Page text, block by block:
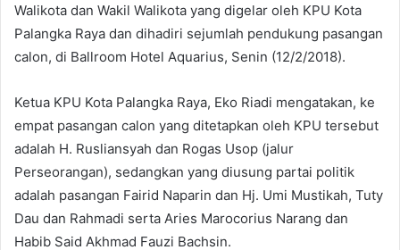
Walikota dan Wakil Walikota yang digelar oleh KPU Kota
Palangka Raya dan dihadiri sejumlah pendukung pasangan
calon, di Ballroom Hotel Aquarius, Senin (12/2/2018).
Ketua KPU Kota Palangka Raya, Eko Riadi mengatakan, ke
empat pasangan calon yang ditetapkan oleh KPU tersebut
adalah H. Rusliansyah dan Rogas Usop (jalur
Perseorangan), sedangkan yang diusung partai politik
adalah pasangan Fairid Naparin dan Hj. Umi Mustikah, Tuty
Dau dan Rahmadi serta Aries Marocorius Narang dan
Habib Said Akhmad Fauzi Bachsin.